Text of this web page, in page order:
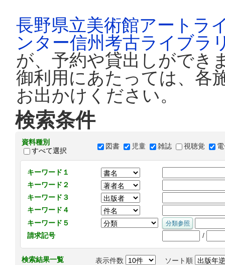
長野県立美術館アートラ
ンター信州考古ライブラ
が、予約や貸出しができ
御利用にあたっては、各
お出かけください。
検索条件
資料種別
すべて選択
図書 児童 雑誌 視聴覚
キーワード１
キーワード２
キーワード３
キーワード４
キーワード５
請求記号
/
検索結果一覧 表示件数 ソート順